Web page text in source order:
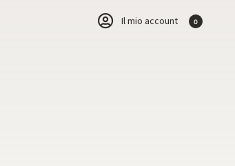
Il mio account 0